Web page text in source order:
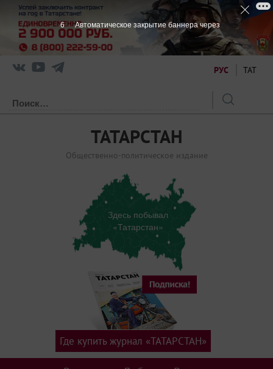
РУС ТАТ
ТАТАРСТАН
Общественно-политическое издание
Здесь побывал
«Татарстан»
Где купить журнал «ТАТАРСТАН»
5 Автоматическое закрытие баннера через